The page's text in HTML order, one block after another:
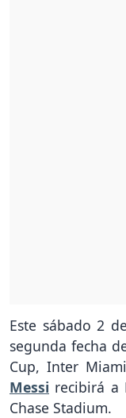
Este sábado 2
segunda fecha
Cup, Inter
Messi recibirá a
Chase Stadium.